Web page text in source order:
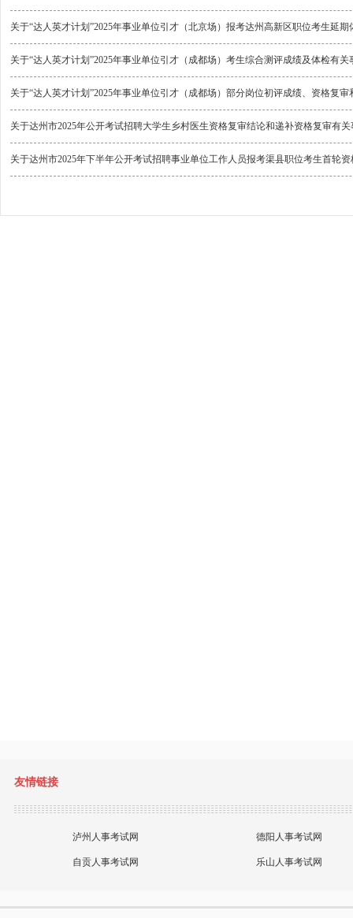
关于“达人英才计划”2025年事业单位引才（北京场）报考达州高新区职位考生延
关于“达人英才计划”2025年事业单位引才（成都场）考生综合测评成绩及体检有关
关于“达人英才计划”2025年事业单位引才（成都场）部分岗位初评成绩、资格复
关于达州市2025年公开考试招聘大学生乡村医生资格复审结论和递补资格复审有
关于达州市2025年下半年公开考试招聘事业单位工作人员报考渠县职位考生首轮
友情链接
泸州人事考试网 德阳人事考试网
自贡人事考试网 乐山人事考试网